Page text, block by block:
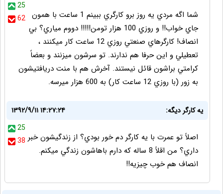
25
62 شما اگه مردي يه روز برو كارگري ببينم 1 ساعت با همون
جاي خواب!! و روزي 100 هزار تومن!!!!! دووم مياري؟ بي
انصاف! كارگرهاي صنعتي روزي 12 ساعت كار ميكنند ،
تعطيلي و اين حرفا هم ندارند. تو سرشون ميزنند و بعضاً
كرامتي براشون قائل نيستند. آخرش هم با منت دريافتيشون
به زور (با روزي 12 ساعت كار) به 600 هزار ميرسه.
يه كارگر ديگه:
۱۳۹۲/۹/۱۱ ۱۴:۲۷:۲۴
25
38 اصلاً تو عمرت با يه كارگر دم خور بودي؟ از زندگيشون خبر
داري؟ من اقلاً 8 ساله كه دارم باهاشون زندگي ميكنم.
انصاف هم خوب چيزيه!!